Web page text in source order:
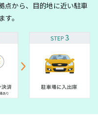
点から、目的地に近い駐車
。